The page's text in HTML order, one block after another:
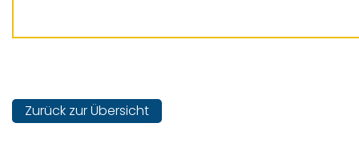
Zurück zur Übersicht